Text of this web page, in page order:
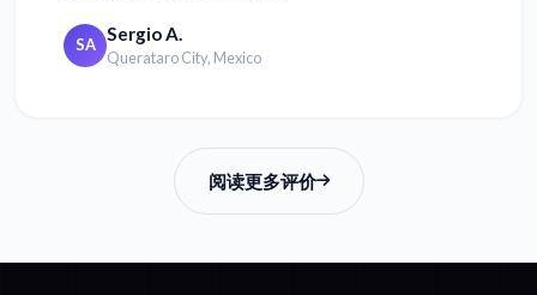
SA Sergio A.
Querataro City, Mexico
阅读更多评价